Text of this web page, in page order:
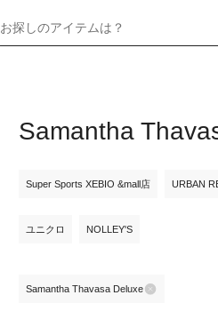
お探しのアイテムは？
Samantha
Super Sports XEBIO &mall店 URBAN
ユニクロ NOLLEY'S
Samantha Thavasa Deluxe